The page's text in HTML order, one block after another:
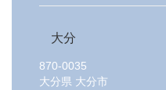
大分
870-0035
大分県 大分市